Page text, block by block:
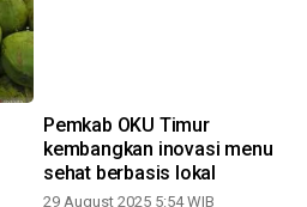
Pemkab OKU Timur
kembangkan inovasi menu
sehat berbasis lokal
29 August 2025 5:54 WIB